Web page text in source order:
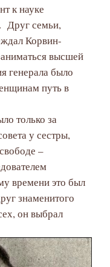
к науке
Друг семьи,
Корвин-
высшей
генерала было
путь в
только за
у сестры,
–
времени это был
знаменитого
он выбрал